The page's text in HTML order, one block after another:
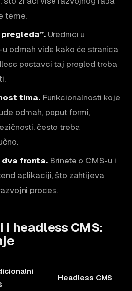
teme.
Urednici u
odmah vide kako će stranica
postavci taj pregled treba
tima. Funkcionalnosti koje
odmah, poput formi,
često treba
dva fronta. Brinete o CMS-u i
aplikaciji, što zahtijeva
proces.
headless CMS:
Headless CMS